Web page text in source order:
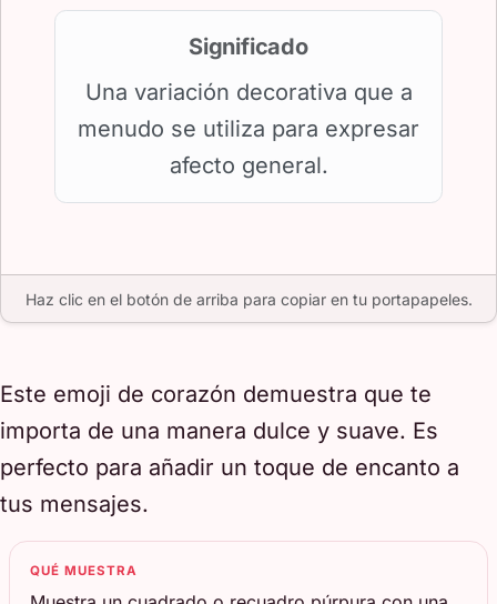
Significado
Una variación decorativa que a
menudo se utiliza para expresar
afecto general.
Haz clic en el botón de arriba para copiar en tu portapapeles.
Este emoji de corazón demuestra que te
importa de una manera dulce y suave. Es
perfecto para añadir un toque de encanto a
tus mensajes.
QUÉ MUESTRA